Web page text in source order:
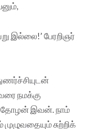
இல்லை!’ பேரறிஞர்
நமக்கு
தோழன் இவன். நாம்
சுற்றிக்